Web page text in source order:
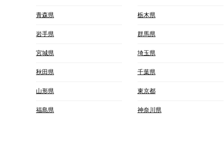
青森県
岩手県
宮城県
秋田県
山形県
福島県
栃木県
群馬県
埼玉県
千葉県
東京都
神奈川県